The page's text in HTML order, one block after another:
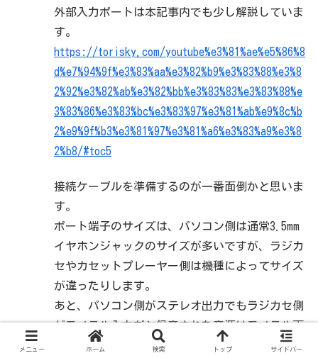
外部入力ポートは本記事内でも少し解説していま
す。
https://torisky.com/youtube%e3%81%ae%e5%86%8
d%e7%94%9f%e3%83%aa%e3%82%b9%e3%83%88%e3%8
2%92%e3%82%ab%e3%82%bb%e3%83%83%e3%83%88%e
3%83%86%e3%83%bc%e3%83%97%e3%81%ab%e9%8c%b
2%e9%9f%b3%e3%81%97%e3%81%a6%e3%83%a9%e3%8
2%b8/#toc5
接続ケーブルを準備するのが一番面倒かと思いま
す。
ポート端子のサイズは、パソコン側は通常3.5mm
イヤホンジャックのサイズが多いですが、ラジカ
セやカセットプレーヤー側は機種によってサイズ
が違ったりします。
あと、パソコン側がステレオ出力でもラジカセ側
がモノラル入力だと録音された音源はモノラル再
生となってしまいます。（この場合ケーブルもそ
メニュー ホーム 検索 トップ サイドバー